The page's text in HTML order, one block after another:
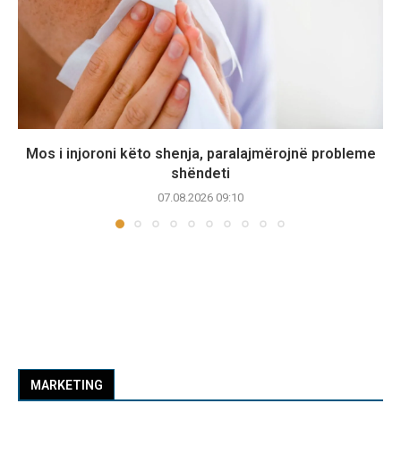
Mos i injoroni këto shenja, paralajmërojnë probleme
shëndeti
07.08.2026 09:10
MARKETING